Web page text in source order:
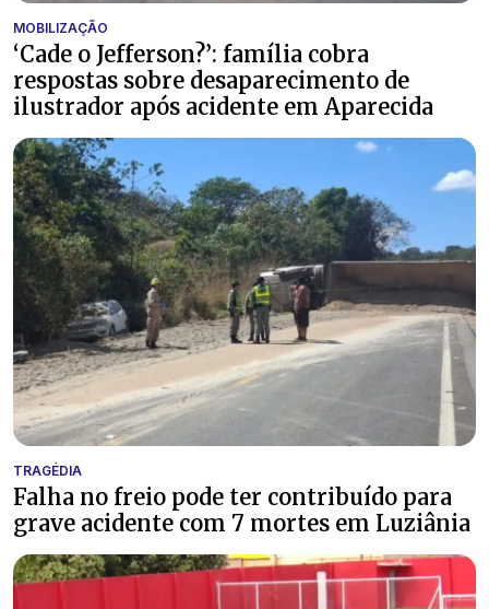
MOBILIZAÇÃO
‘Cade o Jefferson?’: família cobra
respostas sobre desaparecimento de
ilustrador após acidente em Aparecida
TRAGÉDIA
Falha no freio pode ter contribuído para
grave acidente com 7 mortes em Luziânia